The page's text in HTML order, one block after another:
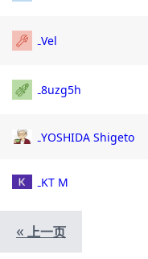
Vel
8uzg5h
YOSHIDA Shigeto
KT M
« 上一页